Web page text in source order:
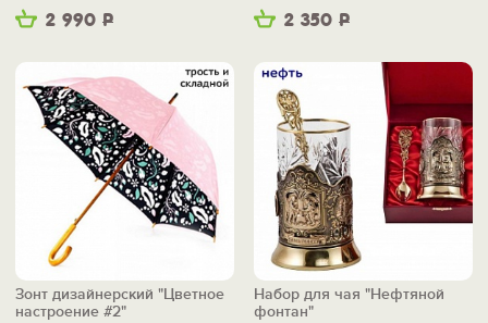
2 990 Р
2 350 Р
Зонт дизайнерский "Цветное
настроение #2"
Набор для чая "Нефтяной
фонтан"